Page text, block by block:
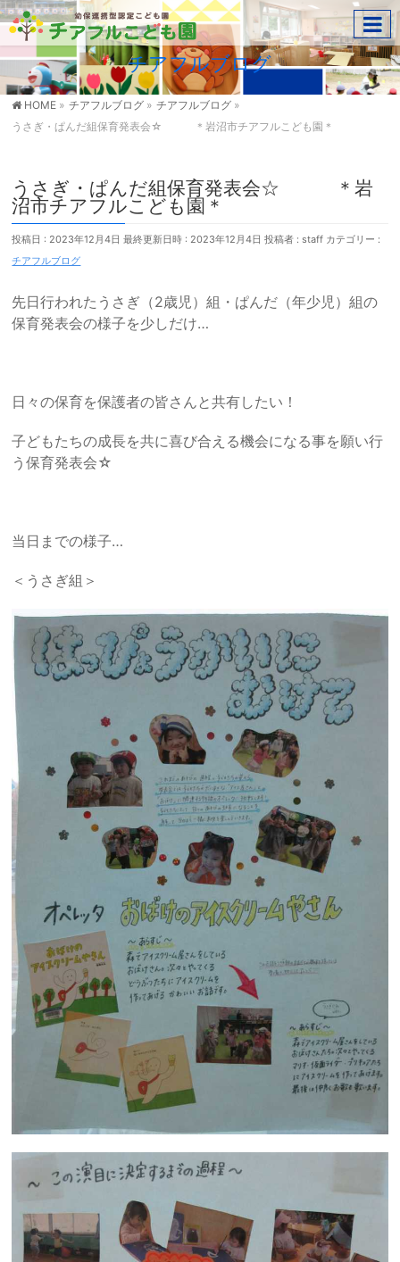
チアフルブログ
HOME » チアフルブログ » チアフルブログ »
うさぎ・ぱんだ組保育発表会☆ ＊岩沼市チアフルこども園＊
うさぎ・ぱんだ組保育発表会☆ ＊岩
沼市チアフルこども園＊
投稿日 : 2023年12月4日 最終更新日時 : 2023年12月4日 投稿者 :staff カテゴリー :
チアフルブログ
先日行われたうさぎ（2歳児）組・ぱんだ（年少児）組の
保育発表会の様子を少しだけ…
日々の保育を保護者の皆さんと共有したい！
子どもたちの成長を共に喜び合える機会になる事を願い行
う保育発表会☆
当日までの様子…
＜うさぎ組＞